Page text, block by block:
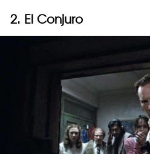
2. El Conjuro